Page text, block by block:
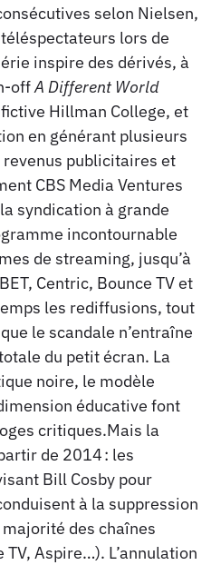
selon Nielsen,
lors de
inspire des dérivés, à
offA Different World
Hillman College, et
en générant plusieurs
publicitaires et
CBS Media Ventures
syndication à grande
incontournable
de streaming, jusqu’à
Centric, Bounce TV et
les rediffusions, tout
le scandale n’entraîne
du petit écran. La
noire, le modèle
éducative font
critiques.Mais la
de 2014 : les
Bill Cosby pour
à la suppression
des chaînes
TV, Aspire…). L’annulation